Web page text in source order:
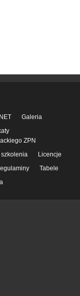
Galeria
ZPN
szkolenia
Licencje
Tabele